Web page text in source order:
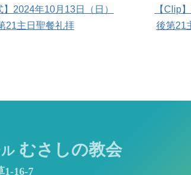
】2024年10月13日（日）
21主日聖餐礼拝
【Clip
後第21
むさしの教会
1-16-7